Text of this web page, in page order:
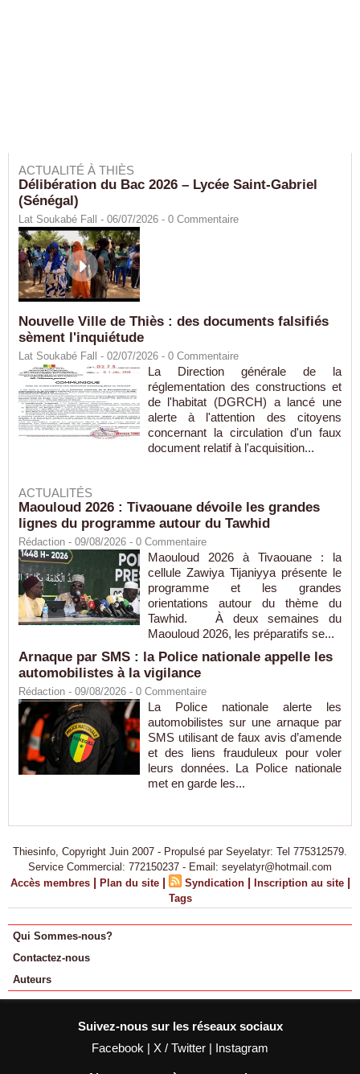
ACTUALITÉ À THIÈS
Délibération du Bac 2026 – Lycée Saint-Gabriel
(Sénégal)
Lat Soukabé Fall - 06/07/2026 - 0 Commentaire
Nouvelle Ville de Thiès : des documents falsifiés
sèment l'inquiétude
Lat Soukabé Fall - 02/07/2026 - 0 Commentaire
La Direction générale de la
réglementation des constructions et
de l'habitat (DGRCH) a lancé une
alerte à l'attention des citoyens
concernant la circulation d'un faux
document relatif à l'acquisition...
ACTUALITÉS
Maouloud 2026 : Tivaouane dévoile les grandes
lignes du programme autour du Tawhid
Rédaction - 09/08/2026 - 0 Commentaire
Maouloud 2026 à Tivaouane : la
cellule Zawiya Tijaniyya présente le
programme et les grandes
orientations autour du thème du
Tawhid. À deux semaines du
Maouloud 2026, les préparatifs se...
Arnaque par SMS : la Police nationale appelle les
automobilistes à la vigilance
Rédaction - 09/08/2026 - 0 Commentaire
La Police nationale alerte les
automobilistes sur une arnaque par
SMS utilisant de faux avis d’amende
et des liens frauduleux pour voler
leurs données. La Police nationale
met en garde les...
Thiesinfo, Copyright Juin 2007 - Propulsé par Seyelatyr: Tel 775312579.
Service Commercial: 772150237 - Email: seyelatyr@hotmail.com
Accès membres | Plan du site | Syndication | Inscription au site |
Tags
Qui Sommes-nous?
Contactez-nous
Auteurs
Suivez-nous sur les réseaux sociaux
Facebook | X / Twitter | Instagram